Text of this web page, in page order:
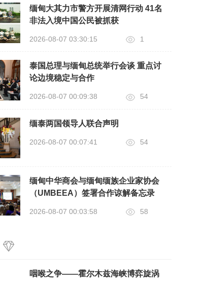
缅甸大其力市警方开展清网行动 41名
非法入境中国公民被抓获
2026-08-07 03:30:15 1
泰国总理与缅甸总统举行会谈 重点讨
论边境稳定与合作
2026-08-07 00:09:38 54
缅泰两国领导人联合声明
2026-08-07 00:07:41 54
缅甸中华商会与缅甸缅族企业家协会
（UMBEEA）签署合作谅解备忘录
2026-08-07 00:03:58 58
咽喉之争——霍尔木兹海峡博弈旋涡